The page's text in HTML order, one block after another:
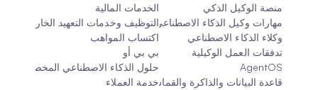
منصة الوكيل الذكي
مهارات وكيل الذكاء الاصطناعي
وكلاء الذكاء الاصطناعي
تدفقات العمل الوكيلية
AgentOS
قاعدة البيانات والذاكرة والقماش
الخدمات المالية
التوظيف وخدمات التعهيد الخارجي
اكتساب المواهب
بي بي أو
حلول الذكاء الاصطناعي المخصصة
خدمة العملاء